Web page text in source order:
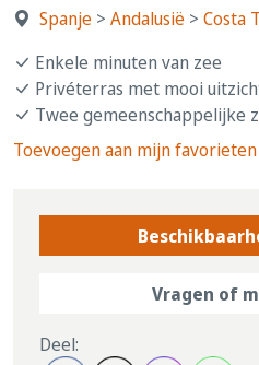
Spanje > Andalusië > Costa
Enkele minuten van zee
Privéterras met mooi
Twee gemeenschappelijke
Toevoegen aan mijn favorieten
Vragen of
Deel: